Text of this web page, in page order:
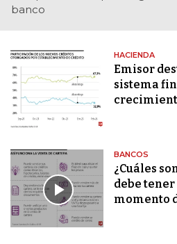
banco
HACIENDA
Emisor
sistema
BANCOS
¿Cuáles
debe
momento